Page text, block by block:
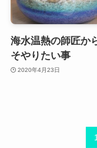
海水温熱の師匠か
そやりたい事
2020年4月23日
1